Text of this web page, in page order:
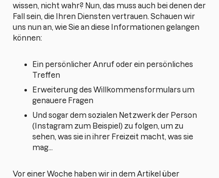
wissen, nicht wahr? Nun, das muss auch bei denen der
Fall sein, die Ihren Diensten vertrauen. Schauen wir
uns nun an, wie Sie an diese Informationen gelangen
können:
Ein persönlicher Anruf oder ein persönliches
Treffen
Erweiterung des Willkommensformulars um
genauere Fragen
Und sogar dem sozialen Netzwerk der Person
(Instagram zum Beispiel) zu folgen, um zu
sehen, was sie in ihrer Freizeit macht, was sie
mag...
Vor einer Woche haben wir in dem Artikel über